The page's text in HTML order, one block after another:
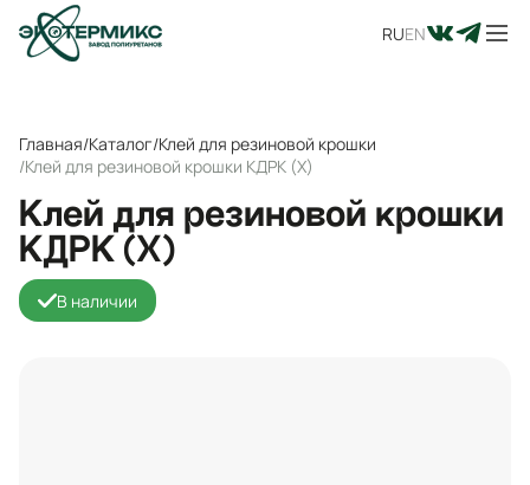
RUEN
Главная/Каталог/Клей для резиновой крошки
/Клей для резиновой крошки КДРК (Х)
Клей для резиновой крошки
КДРК (Х)
В наличии